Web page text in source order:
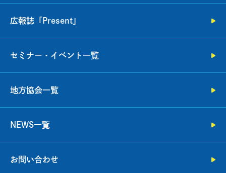
広報誌「Present」
セミナー・イベント一覧
地方協会一覧
NEWS一覧
お問い合わせ